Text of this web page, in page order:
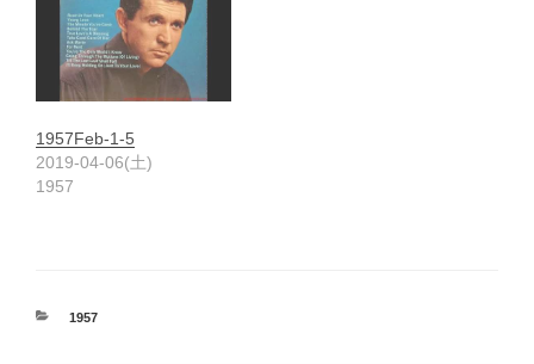
1957Feb-1-5
2019-04-06(土)
1957
カ
1957